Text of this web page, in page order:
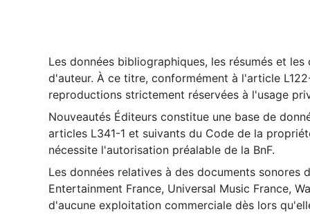
Les données bibliographiques, les résumés et
d'auteur. À ce titre, conformément à l'article
reproductions strictement réservées à l'usage
Nouveautés Éditeurs constitue une base de
articles L341-1 et suivants du Code de la
nécessite l'autorisation préalable de la BnF.
Les données relatives à des documents sonores
Entertainment France, Universal Music France,
d'aucune exploitation commerciale dès lors